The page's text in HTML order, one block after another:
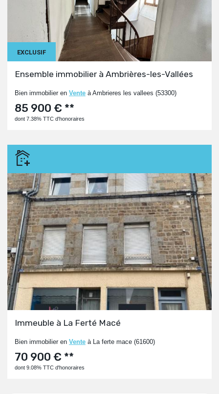
EXCLUSIF
Ensemble immobilier à Ambrières-les-Vallées
Bien immobilier en Vente à Ambrieres les vallees (53300)
85 900 € **
dont 7.38% TTC d'honoraires
Immeuble à La Ferté Macé
Bien immobilier en Vente à La ferte mace (61600)
70 900 € **
dont 9.08% TTC d'honoraires